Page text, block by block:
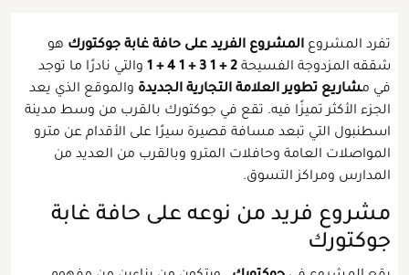
تفرد المشروع المشروع الفريد على حافة غابة جوكتورك هو
شققه المزدوجة الفسيحة 2 + 1 3 + 1 4 + 1
والتي نادرًا ما توجد
في مشاريع تطوير العلامة التجارية الجديدة والموقع الذي يعد
الجزء الأكثر تميزًا فيه. تقع في جوكتورك بالقرب من وسط مدينة
اسطنبول التي تبعد مسافة قصيرة سيرًا على الأقدام عن مترو
المواصلات العامة وحافلات المترو وبالقرب من العديد من
المدارس ومراكز التسوق.
مشروع فريد من نوعه على حافة غابة
جوكتورك